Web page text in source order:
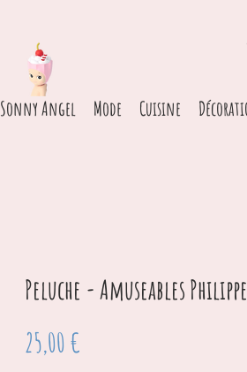
Sonny Angel Mode Cuisine
Peluche - Amuseables
25,00 €